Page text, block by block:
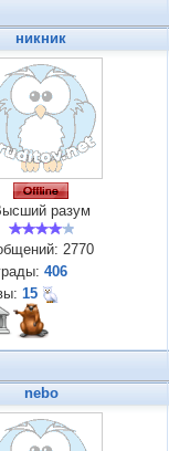
никник
разум
2770
406
15
nebo